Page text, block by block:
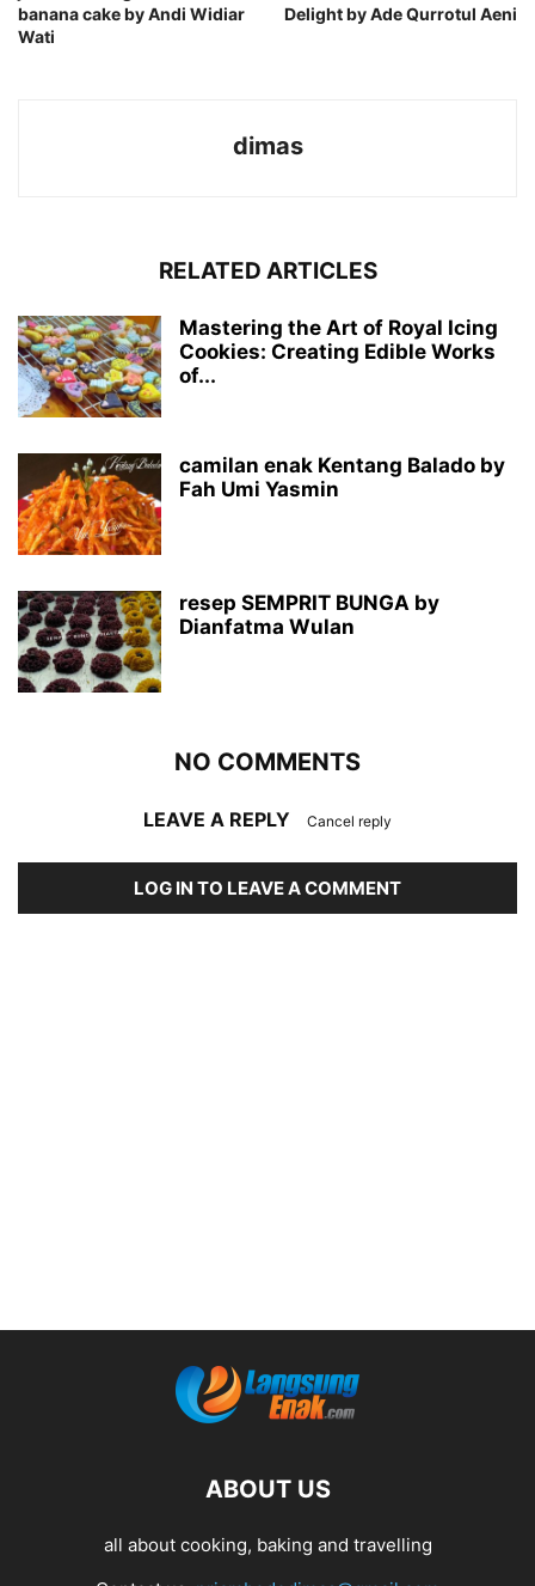
banana cake by Andi Widiar
Wati
Delight by Ade Qurrotul Aeni
dimas
RELATED ARTICLES
Mastering the Art of Royal Icing
Cookies: Creating Edible Works
of...
camilan enak Kentang Balado by
Fah Umi Yasmin
resep SEMPRIT BUNGA by
Dianfatma Wulan
NO COMMENTS
LEAVE A REPLY Cancel reply
LOG IN TO LEAVE A COMMENT
ABOUT US
all about cooking, baking and travelling